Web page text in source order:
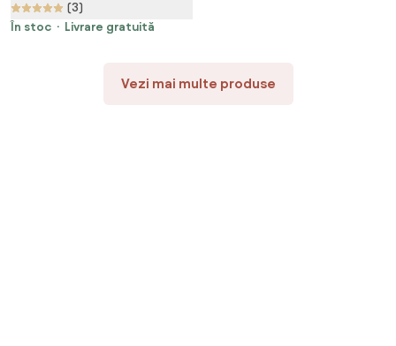
Impermeabil si Schelet in
Aluminiu | Aosom Romania
(3)
În stoc
Livrare gratuită
Vezi mai multe produse